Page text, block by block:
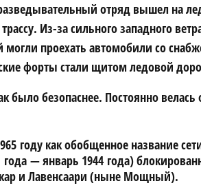
отряд вышел на
Из-за сильного западного
проехать автомобили со
форты стали щитом ледовой
безопаснее. Постоянно
году как обобщенное название
— январь 1944 года)
и Лавенсаари (ныне Мощный).